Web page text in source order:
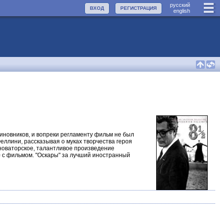
руccкий
english
РЕГИСТРАЦИЯ
ВХОД
и вопреки регламенту фильм не был
рассказывая о муках творчества героя
талантливое произведение
с фильмом. "Оскары" за лучший иностранный